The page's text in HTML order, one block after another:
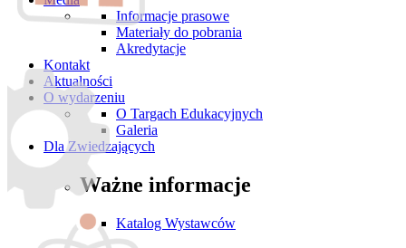
Informacje prasowe
Materiały do pobrania
Akredytacje
Kontakt
Aktualności
O wydarzeniu
O Targach Edukacyjnych
Galeria
Dla Zwiedzających
Ważne informacje
Katalog Wystawców